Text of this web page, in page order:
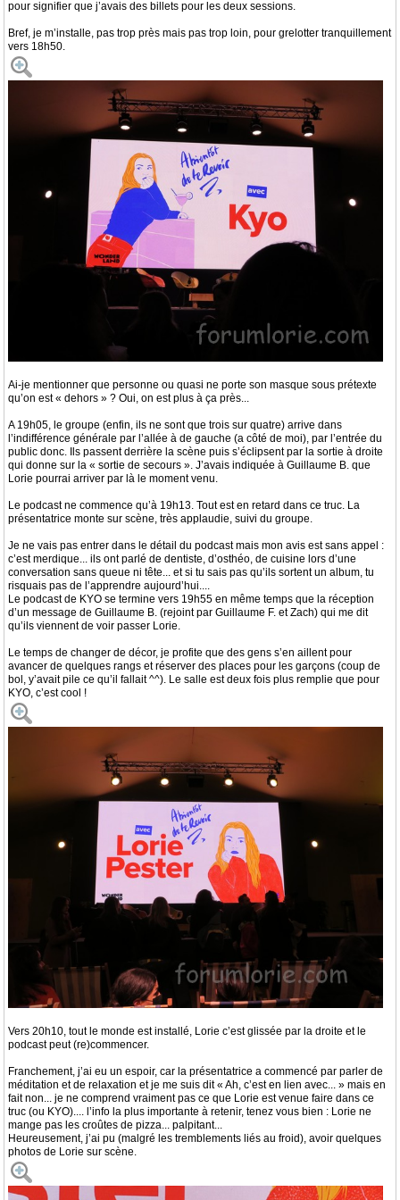
pour signifier que j’avais des billets pour les deux sessions.
Bref, je m’installe, pas trop près mais pas trop loin, pour grelotter tranquillement
vers 18h50.
Ai-je mentionner que personne ou quasi ne porte son masque sous prétexte
qu’on est « dehors » ? Oui, on est plus à ça près...
A 19h05, le groupe (enfin, ils ne sont que trois sur quatre) arrive dans
l’indifférence générale par l’allée à de gauche (a côté de moi), par l’entrée du
public donc. Ils passent derrière la scène puis s’éclipsent par la sortie à droite
qui donne sur la « sortie de secours ». J’avais indiquée à Guillaume B. que
Lorie pourrai arriver par là le moment venu.
Le podcast ne commence qu’à 19h13. Tout est en retard dans ce truc. La
présentatrice monte sur scène, très applaudie, suivi du groupe.
Je ne vais pas entrer dans le détail du podcast mais mon avis est sans appel :
c’est merdique... ils ont parlé de dentiste, d’osthéo, de cuisine lors d’une
conversation sans queue ni tête... et si tu sais pas qu’ils sortent un album, tu
risquais pas de l’apprendre aujourd’hui....
Le podcast de KYO se termine vers 19h55 en même temps que la réception
d’un message de Guillaume B. (rejoint par Guillaume F. et Zach) qui me dit
qu’ils viennent de voir passer Lorie.
Le temps de changer de décor, je profite que des gens s’en aillent pour
avancer de quelques rangs et réserver des places pour les garçons (coup de
bol, y’avait pile ce qu’il fallait ^^). Le salle est deux fois plus remplie que pour
KYO, c’est cool !
Vers 20h10, tout le monde est installé, Lorie c’est glissée par la droite et le
podcast peut (re)commencer.
Franchement, j’ai eu un espoir, car la présentatrice a commencé par parler de
méditation et de relaxation et je me suis dit « Ah, c’est en lien avec... » mais en
fait non... je ne comprend vraiment pas ce que Lorie est venue faire dans ce
truc (ou KYO).... l’info la plus importante à retenir, tenez vous bien : Lorie ne
mange pas les croûtes de pizza... palpitant...
Heureusement, j’ai pu (malgré les tremblements liés au froid), avoir quelques
photos de Lorie sur scène.